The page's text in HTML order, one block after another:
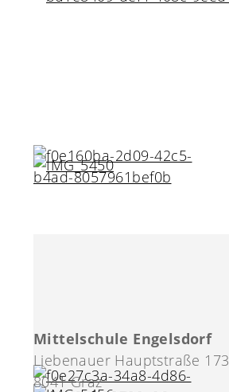
Mittelschule Engelsdorf
Liebenauer Hauptstraße 173
8041 Graz